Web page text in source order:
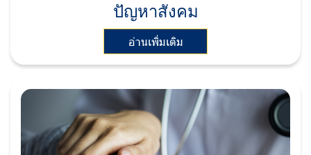
ปัญหาสังคม
อ่านเพิ่มเติม